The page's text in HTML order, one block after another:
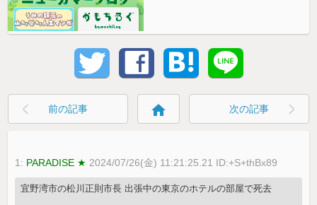
前の記事 home 次の記事
1: PARADISE ★ 2024/07/26(金) 11:21:25.21 ID:+S+thBx89
宜野湾市の松川正則市長 出張中の東京のホテルの部屋で死去